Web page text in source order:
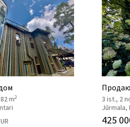
m2 3 ist., 2
Jūrmala,
425